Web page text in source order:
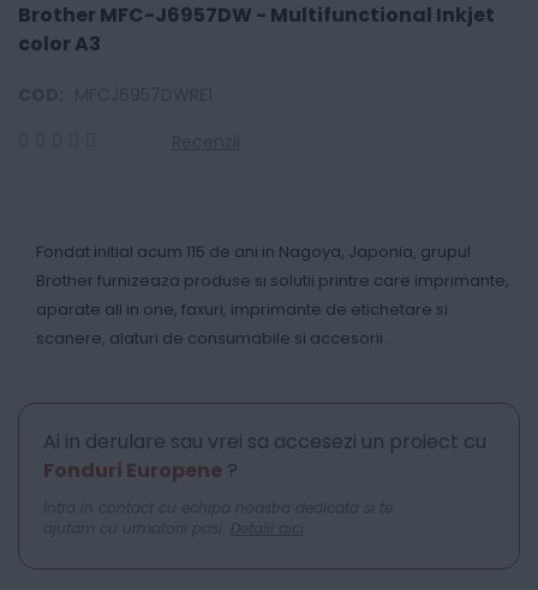
Brother MFC-J6957DW - Multifunctional Inkjet
color A3
Fondat initial acum 115 de ani in Nagoya, Japonia, grupul
Brother furnizeaza produse si solutii printre care imprimante,
aparate all in one, faxuri, imprimante de etichetare si
scanere, alaturi de consumabile si accesorii.
Ai in derulare sau vrei sa accesezi un proiect cu
Fonduri Europene ?
Intra in contact cu echipa noastra dedicata si te
ajutam cu urmatorii pasi. Detalii aici